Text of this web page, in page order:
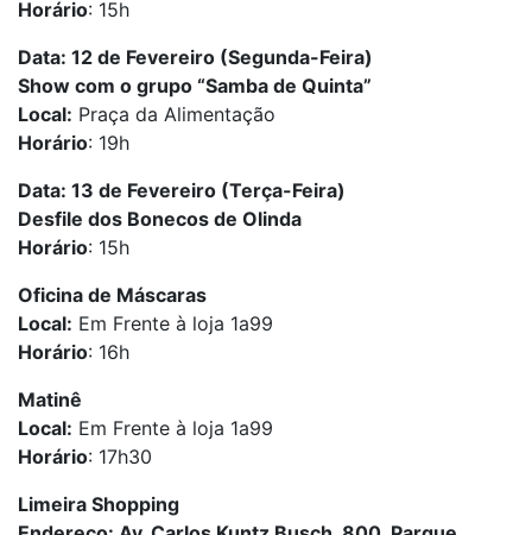
Horário: 15h
Data: 12 de Fevereiro (Segunda-Feira)
Show com o grupo “Samba de Quinta”
Local: Praça da Alimentação
Horário: 19h
Data: 13 de Fevereiro (Terça-Feira)
Desfile dos Bonecos de Olinda
Horário: 15h
Oficina de Máscaras
Local: Em Frente à loja 1a99
Horário: 16h
Matinê
Local: Em Frente à loja 1a99
Horário: 17h30
Limeira Shopping